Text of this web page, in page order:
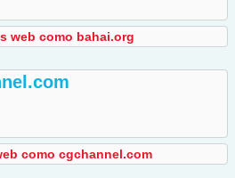
web como bahai.org
como cgchannel.com